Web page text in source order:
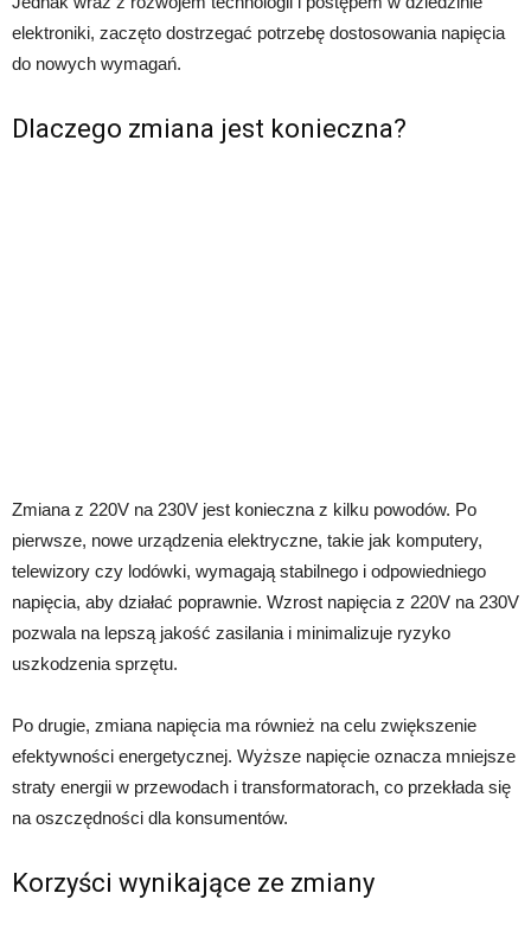
elektroniki, zaczęto dostrzegać potrzebę dostosowania napięcia
do nowych wymagań.
Dlaczego zmiana jest konieczna?
Zmiana z 220V na 230V jest konieczna z kilku powodów. Po
pierwsze, nowe urządzenia elektryczne, takie jak komputery,
telewizory czy lodówki, wymagają stabilnego i odpowiedniego
napięcia, aby działać poprawnie. Wzrost napięcia z 220V na 230V
pozwala na lepszą jakość zasilania i minimalizuje ryzyko
uszkodzenia sprzętu.
Po drugie, zmiana napięcia ma również na celu zwiększenie
efektywności energetycznej. Wyższe napięcie oznacza mniejsze
straty energii w przewodach i transformatorach, co przekłada się
na oszczędności dla konsumentów.
Korzyści wynikające ze zmiany